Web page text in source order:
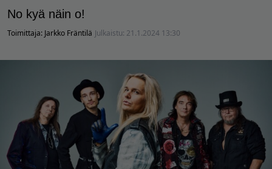
No kyä näin o!
Toimittaja: Jarkko Fräntilä Julkaistu: 21.1.2024 13:30